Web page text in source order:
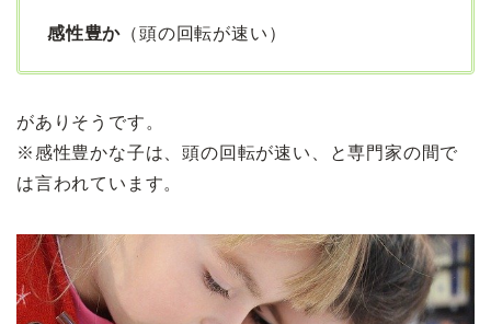
感性豊か （頭の回転が速い）
がありそうです。
※感性豊かな子は、頭の回転が速い、と専門家の間で
は言われています。